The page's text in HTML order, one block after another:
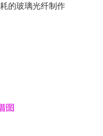
的玻璃光纤制作